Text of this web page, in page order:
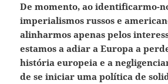
De momento, ao identificarmo-
imperialismos russos e
alinharmos apenas pelos
estamos a adiar a Europa a
história europeia e a
de se iniciar uma política de